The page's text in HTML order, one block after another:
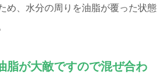
め、水分の周りを油脂が覆った状態
脂が大敵ですので混ぜ合わ